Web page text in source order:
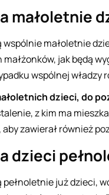
małoletnie
małoletnie
jak będą
wspólnej
dzieci, do
z kim ma
zawierał również
dzieci
już dzieci,